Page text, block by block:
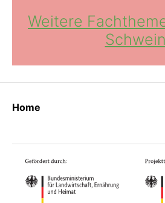
Weitere
Schwein
Home